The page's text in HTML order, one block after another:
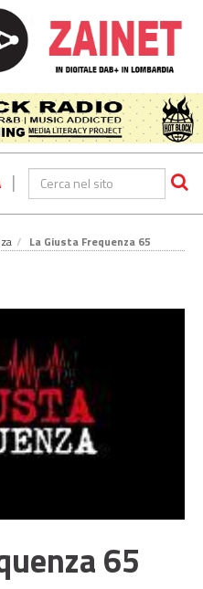
|
La Giusta Frequenza 65
65